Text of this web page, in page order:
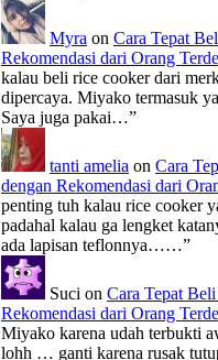
Myra on Cara Tepat
Rekomendasi dari Orang
kalau beli rice cooker dari
dipercaya. Miyako termasuk
Saya juga pakai…”
tanti amelia on Cara
dengan Rekomendasi dari
penting tuh kalau rice cooker
padahal kalau ga lengket
ada lapisan teflonnya……”
Suci on Cara Tepat
Rekomendasi dari Orang
Miyako karena udah terbukti
lohh … ganti karena rusak